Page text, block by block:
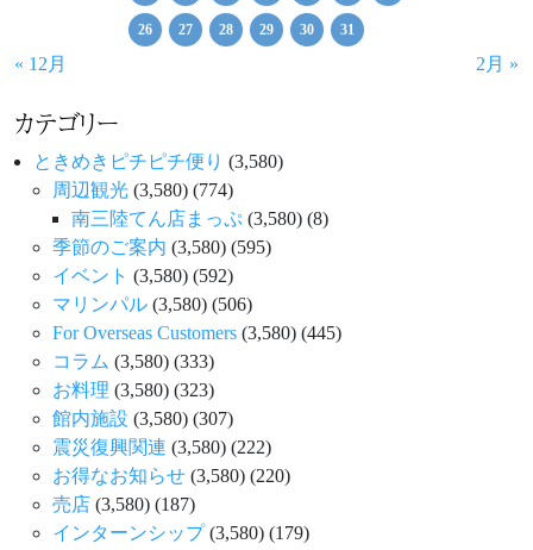
26 27 28 29 30 31
« 12月 2月 »
カテゴリー
ときめきピチピチ便り (3,580)
周辺観光 (3,580) (774)
南三陸てん店まっぷ (3,580) (8)
季節のご案内 (3,580) (595)
イベント (3,580) (592)
マリンパル (3,580) (506)
For Overseas Customers (3,580) (445)
コラム (3,580) (333)
お料理 (3,580) (323)
館内施設 (3,580) (307)
震災復興関連 (3,580) (222)
お得なお知らせ (3,580) (220)
売店 (3,580) (187)
インターンシップ(3,580) (179)